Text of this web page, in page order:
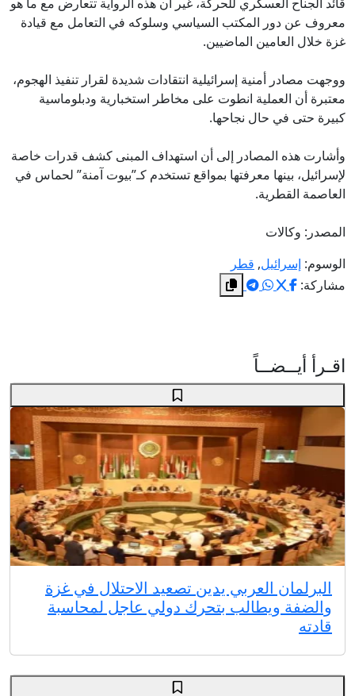
معروف عن دور المكتب السياسي وسلوكه في التعامل مع قيادة
غزة خلال العامين الماضيين.
ووجهت مصادر أمنية إسرائيلية انتقادات شديدة لقرار تنفيذ الهجوم،
معتبرة أن العملية انطوت على مخاطر استخبارية ودبلوماسية
كبيرة حتى في حال نجاحها.
وأشارت هذه المصادر إلى أن استهداف المبنى كشف قدرات خاصة
لإسرائيل، بينها معرفتها بمواقع تستخدم كـ”بيوت آمنة” لحماس في
العاصمة القطرية.
المصدر: وكالات
الوسوم: إسرائيل, قطر
مشاركة:
اقـرأ أيــضــاً
البرلمان العربي يدين تصعيد الاحتلال في غزة
والضفة ويطالب بتحرك دولي عاجل لمحاسبة
قادته